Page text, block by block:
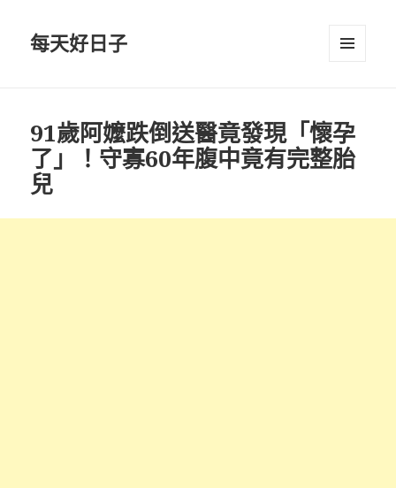
每天好日子
91歲阿嬤跌倒送醫竟發現「懷孕
了」！守寡60年腹中竟有完整胎
兒